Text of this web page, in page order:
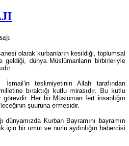
olarak kurbanların kesildiği, toplumsal
geldiği, dünya Müslümanların birbirleriyle
teslimiyetinin Allah tarafından
bıraktığı kutlu mirasıdır. Bu kutlu
Her bir Müslüman fert insanlığın
şuuruna ermesidir.
dünyamızda Kurban Bayramını bayramın
için bir umut ve nurlu aydınlığın habercisi